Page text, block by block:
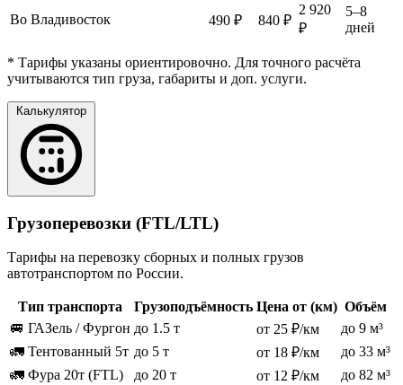
Во Владивосток 490 ₽ 840 ₽
2 920
₽
5–8
дней
* Тарифы указаны ориентировочно. Для точного расчёта
учитываются тип груза, габариты и доп. услуги.
Калькулятор
Грузоперевозки (FTL/LTL)
Тарифы на перевозку сборных и полных грузов
автотранспортом по России.
Тип транспорта Грузоподъёмность Цена от (км) Объём
🚐 ГАЗель / Фургон до 1.5 т от 25 ₽/км
до 9 м³
🚛 Тентованный 5т до 5 т от 18 ₽/км
до 33 м³
🚛 Фура 20т (FTL)
до 20 т от 12 ₽/км
до 82 м³